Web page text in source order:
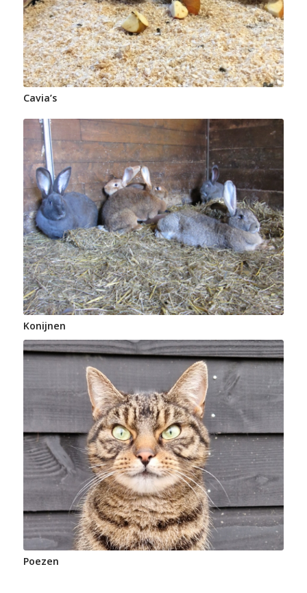
Cavia’s
Konijnen
Poezen